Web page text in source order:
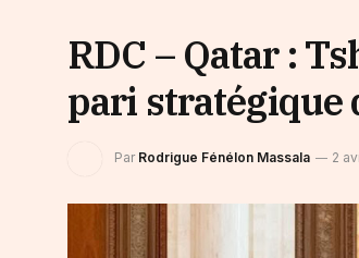
RDC – Qatar :
pari stratégique
Par Rodrigue Fénélon Massala 2